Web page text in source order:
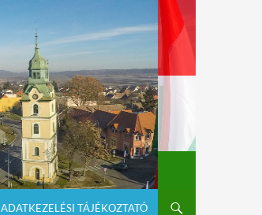
ADATKEZELÉSI TÁJÉKOZTATÓ